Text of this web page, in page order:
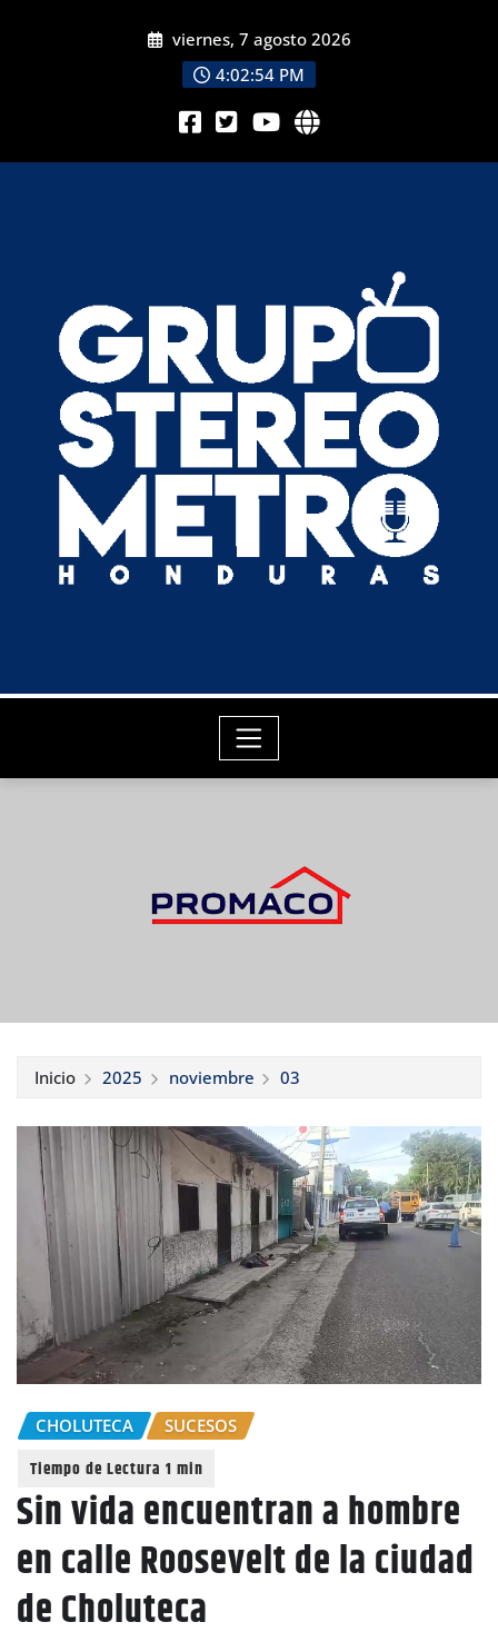
viernes, 7 agosto 2026
4:02:55 PM
Inicio 2025 noviembre 03
CHOLUTECA SUCESOS
Sin vida encuentran a hombre
en calle Roosevelt de la ciudad
de Choluteca